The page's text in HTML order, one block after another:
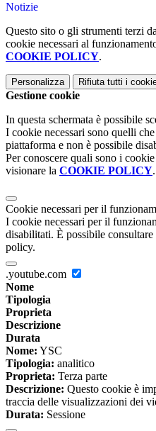
Notizie
Questo sito o gli strumenti terzi
cookie necessari al
COOKIE POLICY.
Personalizza Rifiuta tutti i
Gestione cookie
In questa schermata è possibile
I cookie necessari sono quelli
piattaforma e non è possibile
Per conoscere quali sono i
visionare la COOKIE POLICY.
Cookie necessari per il
I cookie necessari per il
disabilitati. È possibile
policy.
.youtube.com
Nome
Tipologia
Proprieta
Descrizione
Durata
Nome: YSC
Tipologia: analitico
Proprieta: Terza parte
Descrizione: Questo cookie è
traccia delle visualizzazioni dei
Durata: Sessione